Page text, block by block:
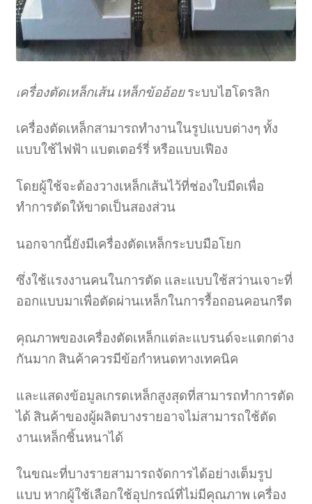
เครื่องตัดเหล็กเส้น เหล็กข้ออ้อยระบบไฮโดรลิก
เครื่องตัดเหล็กสามารถทำงานในรูปแบบต่างๆ ทั้ง
แบบใช้ไฟฟ้า แบตเตอร์รี่ หรือแบบเฟือง
โดยผู้ใช้จะต้องวางเหล็กเส้นไว้ที่ช่องใบมีดเพื่อ
ทำการตัดให้ขาดเป็นสองส่วน
นอกจากนี้ยังมีเครื่องตัดเหล็กระบบมือโยก
ซึ่งใช้แรงงานคนในการตัด และแบบใช้สว่านเจาะที่
ออกแบบมาเพื่อตัดผ่านเหล็กในการรื้อถอนคอนกรีต
คุณภาพของเครื่องตัดเหล็กแต่ละแบรนด์จะแตกต่าง
กันมาก สินค้าควรมีข้อกำหนดทางเทคนิค
และแสดงข้อมูลเกรดเหล็กสูงสุดที่สามารถทำการตัด
ได้ สินค้าของผู้ผลิตบางรายอาจไม่สามารถใช้ตัด
งานเหล็กชิ้นหนาได้
ในขณะที่บางรายสามารถจัดการได้อย่างเต็มรูป
แบบ หากผู้ใช้เลือกใช้อุปกรณ์ที่ไม่มีคุณภาพ เครื่อง